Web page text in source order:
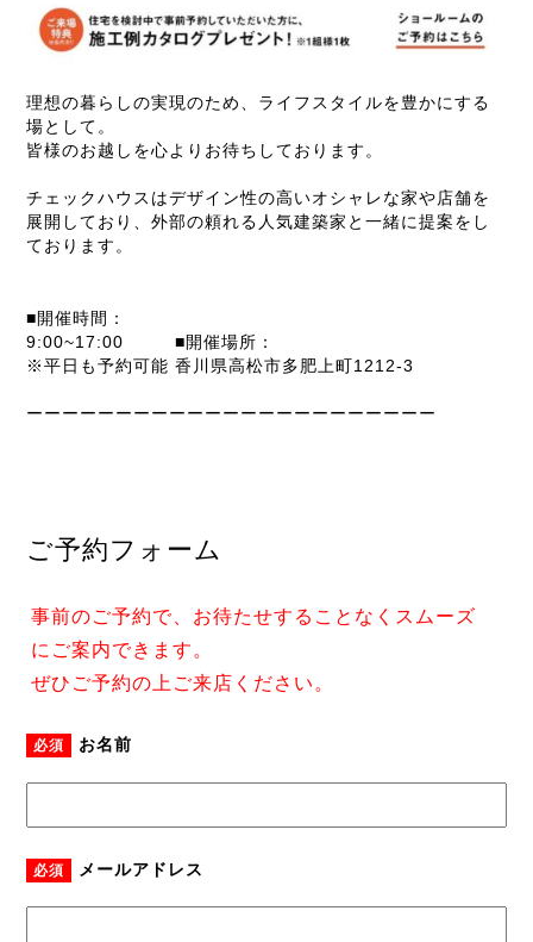
理想の暮らしの実現のため、ライフスタイルを豊かにする
場として。
皆様のお越しを心よりお待ちしております。
チェックハウスはデザイン性の高いオシャレな家や店舗を
展開しており、外部の頼れる人気建築家と一緒に提案をし
ております。
■開催時間：
9:00~17:00
※平日も予約可能
■開催場所：
香川県高松市多肥上町1212-3
ーーーーーーーーーーーーーーーーーーーーーーー
ご予約フォーム
事前のご予約で、お待たせすることなくスムーズ
にご案内できます。
ぜひご予約の上ご来店ください。
必須 お名前
必須 メールアドレス